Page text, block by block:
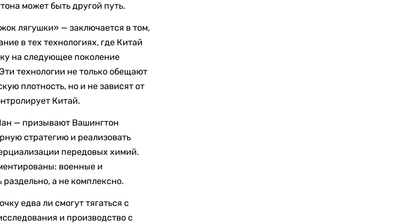
может быть другой путь.
лягушки» — заключается в том,
в тех технологиях, где Китай
на следующее поколение
технологии не только обещают
плотность, но и не зависят от
Китай.
— призывают Вашингтон
стратегию и реализовать
передовых химий.
военные и
а не комплексно.
едва ли смогут тягаться с
и производство с